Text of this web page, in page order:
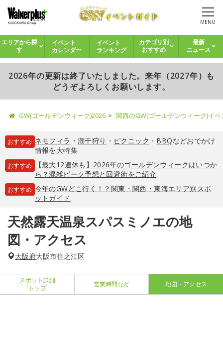
MENU
エリアから探
す
イベント
カレンダー
イベント
ランキング
カテゴリ別
おすすめ
最新
ニュース
2026年の更新は終了いたしました。来年（2027年）も
どうぞよろしくお願いします。
GW(ゴールデンウィーク)2026 関西のGW(ゴールデンウィーク)イ
おすすめ ネモフィラ ・ 潮干狩り ・ ピクニック ・ BBQなどおでかけ
情報を大特集
おすすめ
【最大12連休も】2026年のゴールデンウィークはいつか
ら？混雑ピーク予想と回避術をご紹介
おすすめ 今年のGWどこ行く！？関東・関西・東海エリア別スポ
ットガイド
天然露天温泉スパスミノエの地
図・アクセス
大阪府大阪市住之江区
スポット詳細
トップ
営業時間など 地図・アクセス